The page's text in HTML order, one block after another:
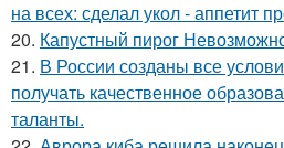
на всех: сделал укол - аппетит
20. Капустный пирог
21. В России созданы все
получать качественное
таланты.